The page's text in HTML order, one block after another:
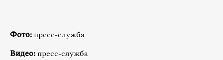
Фото: пресс-служба
Видео: пресс-служба